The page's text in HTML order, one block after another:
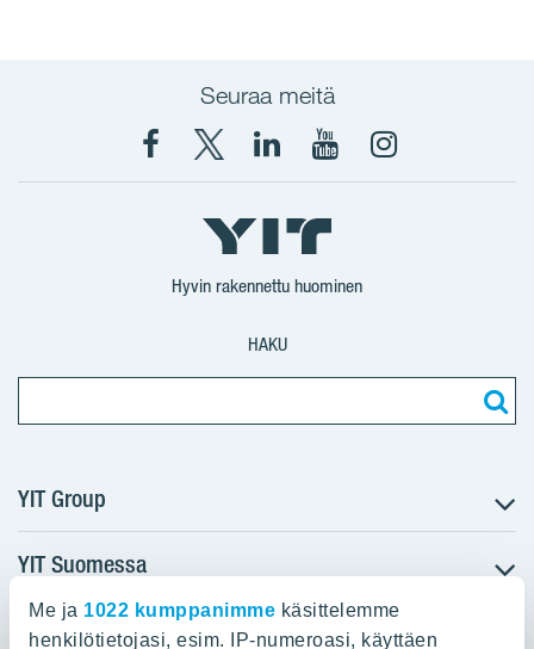
Me ja 1022 kumppanimme käsittelemme
henkilötietojasi, esim. IP-numeroasi, käyttäen
Seuraa meitä
Facebook
X
YIT
Suomi
YIT
Corporation
YIT
Corporation
Instagram
Hyvin rakennettu huominen
HAKU
YIT Group
Tietoa YIT:stä
Töihin meille
Sijoittajat
YIT Suomessa
Myytävät asunnot
YIT:n pääkonttori